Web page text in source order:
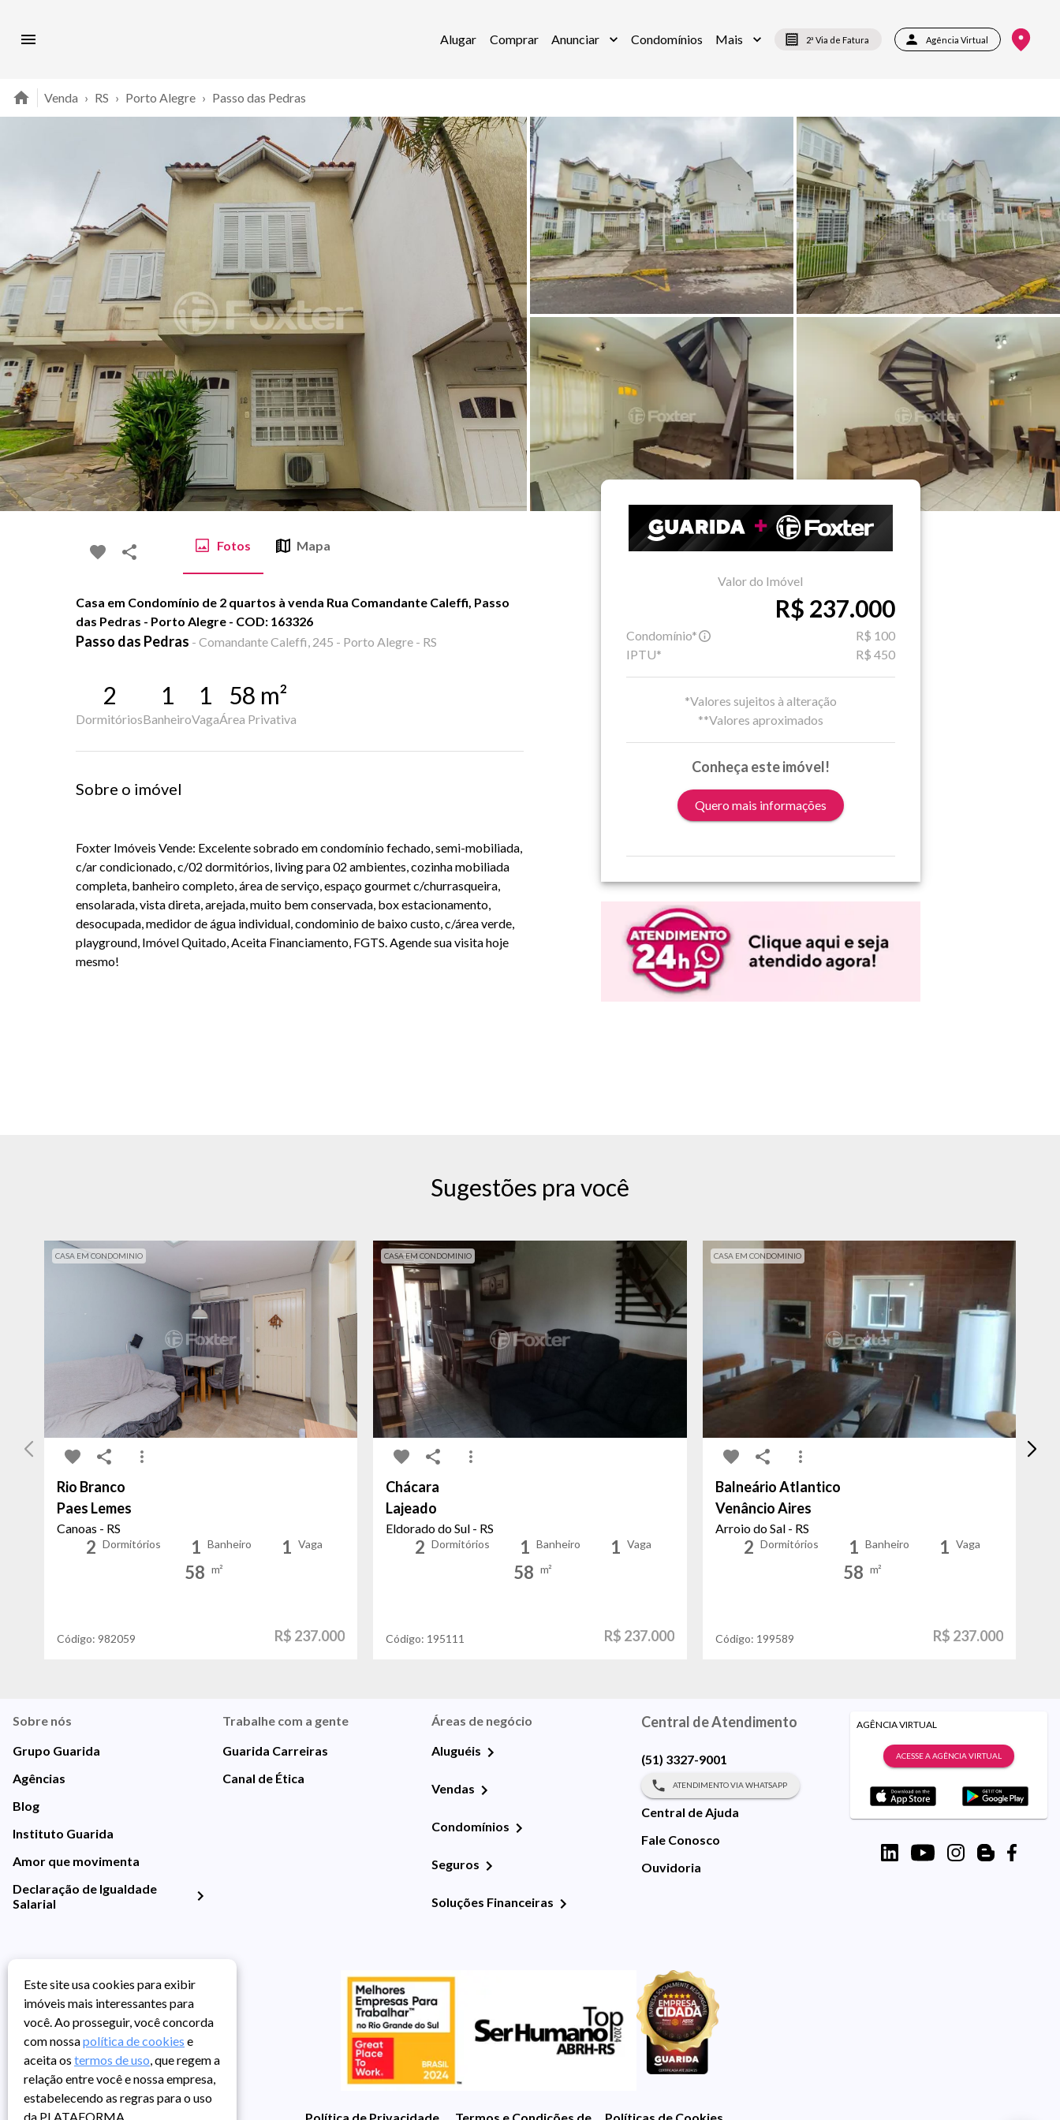
Alugar Comprar Anunciar Condomínios Mais 2ª Via de Fatura Agência Virtual
Venda › RS › Porto Alegre › Passo das Pedras
Fotos Mapa
Casa em Condomínio de 2 quartos à venda Rua Comandante Caleffi, Passo
das Pedras - Porto Alegre - COD: 163326
Passo das Pedras - Comandante Caleffi, 245 - Porto Alegre - RS
2
Dormitórios
1
Banheiro
1
Vaga
58 m²
Área Privativa
Sobre o imóvel
Foxter Imóveis Vende: Excelente sobrado em condomínio fechado, semi-mobiliada,
c/ar condicionado, c/02 dormitórios, living para 02 ambientes, cozinha mobiliada
completa, banheiro completo, área de serviço, espaço gourmet c/churrasqueira,
ensolarada, vista direta, arejada, muito bem conservada, box estacionamento,
desocupada, medidor de água individual, condominio de baixo custo, c/área verde,
playground, Imóvel Quitado, Aceita Financiamento, FGTS. Agende sua visita hoje
mesmo!
Valor do Imóvel
R$ 237.000
Condomínio*
R$ 100
IPTU*
R$ 450
*Valores sujeitos à alteração
**Valores aproximados
Conheça este imóvel!
Quero mais informações
Sugestões pra você
CASA EM CONDOMINIO
Rio Branco
Paes Lemes
Canoas - RS
2 Dormitórios 1 Banheiro 1 Vaga
58 m²
Código: 982059 R$ 237.000
CASA EM CONDOMINIO
Chácara
Lajeado
Eldorado do Sul - RS
2 Dormitórios 1 Banheiro 1 Vaga
58 m²
Código: 195111 R$ 237.000
CASA EM CONDOMINIO
Balneário Atlantico
Venâncio Aires
Arroio do Sal - RS
2 Dormitórios 1 Banheiro 1 Vaga
58 m²
Código: 199589 R$ 237.000
Sobre nós
Grupo Guarida
Agências
Blog
Instituto Guarida
Amor que movimenta
Declaração de Igualdade
Salarial
Trabalhe com a gente
Guarida Carreiras
Canal de Ética
Áreas de negócio
Aluguéis
Vendas
Condomínios
Seguros
Soluções Financeiras
Central de Atendimento
(51) 3327-9001
ATENDIMENTO VIA WHATSAPP
Central de Ajuda
Fale Conosco
Ouvidoria
AGÊNCIA VIRTUAL
ACESSE A AGÊNCIA VIRTUAL
Política de Privacidade Termos e Condições de UsoPolíticas de Cookies
Este site usa cookies para exibir
imóveis mais interessantes para
você. Ao prosseguir, você concorda
com nossapolítica de cookies e
aceita os termos de uso, que regem a
relação entre você e nossa empresa,
estabelecendo as regras para o uso
da PLATAFORMA.